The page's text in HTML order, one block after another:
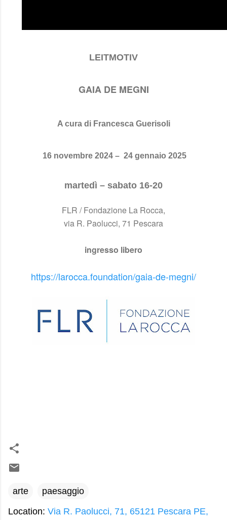
LEITMOTIV
GAIA DE MEGNI
A cura di Francesca Guerisoli
16 novembre 2024 – 24 gennaio 2025
martedì – sabato 16-20
FLR / Fondazione La Rocca,
via R. Paolucci, 71 Pescara
ingresso libero
https://larocca.foundation/gaia-de-megni/
arte
paesaggio
Location: Via R. Paolucci, 71, 65121 Pescara PE,